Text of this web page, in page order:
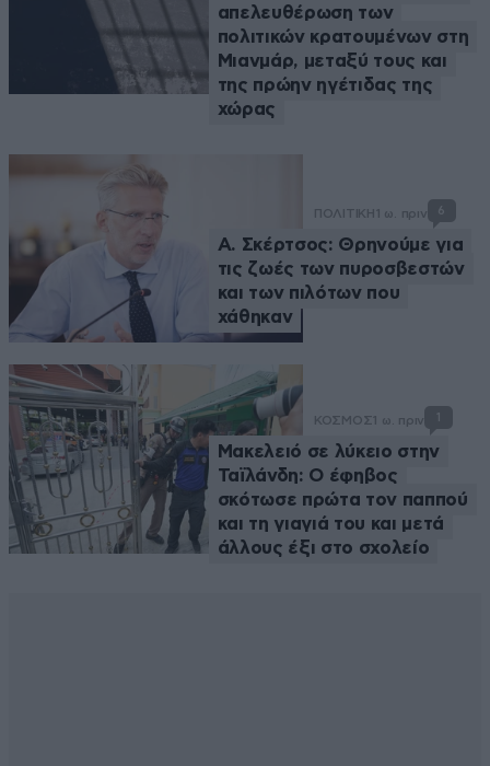
απελευθέρωση των
πολιτικών κρατουμένων στη
Μιανμάρ, μεταξύ τους και
της πρώην ηγέτιδας της
χώρας
ΠΟΛΙΤΙΚΗ 1 ω. πριν 6
Α. Σκέρτσος: Θρηνούμε για
τις ζωές των πυροσβεστών
και των πιλότων που
χάθηκαν
ΚΟΣΜΟΣ 1 ω. πριν
Μακελειό σε λύκειο στην
Ταϊλάνδη: Ο έφηβος
σκότωσε πρώτα τον παππού
και τη γιαγιά του και μετά
άλλους έξι στο σχολείο